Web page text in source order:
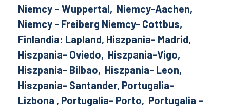
Niemcy – Wuppertal, Niemcy-Aachen,
Niemcy - Freiberg Niemcy- Cottbus,
Finlandia: Lapland, Hiszpania- Madrid,
Hiszpania- Oviedo, Hiszpania-Vigo,
Hiszpania- Bilbao, Hiszpania- Leon,
Hiszpania- Santander, Portugalia-
Lizbona , Portugalia- Porto, Portugalia –